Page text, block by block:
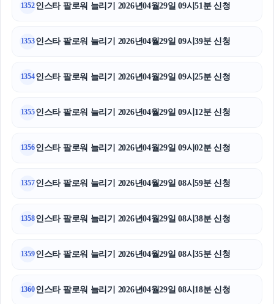
1352인스타 팔로워 늘리기 2026년04월29일 09시51분 신청
1353인스타 팔로워 늘리기 2026년04월29일 09시39분 신청
1354인스타 팔로워 늘리기 2026년04월29일 09시25분 신청
1355인스타 팔로워 늘리기 2026년04월29일 09시12분 신청
1356인스타 팔로워 늘리기 2026년04월29일 09시02분 신청
1357인스타 팔로워 늘리기 2026년04월29일 08시59분 신청
1358인스타 팔로워 늘리기 2026년04월29일 08시38분 신청
1359인스타 팔로워 늘리기 2026년04월29일 08시35분 신청
1360인스타 팔로워 늘리기 2026년04월29일 08시18분 신청